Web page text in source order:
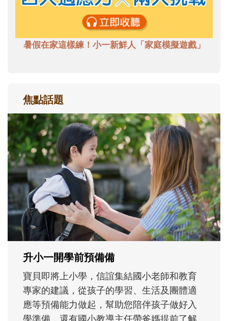
暑假在家這樣練！小一新鮮人「家庭模擬遊戲」
焦點話題
和孩子一起長大的那個男人│讀懂父親的
不同模樣
沒有人天生就擅長當爸爸！男人總是在一次
次「前所未有」的體驗中，跟著孩子一起長
大。從給予安全感的肢體遊戲，到獨立自
主、角色認同及解決問題的能力養成。爸爸
正嘗試用不同的模樣，參與孩子每個重要的